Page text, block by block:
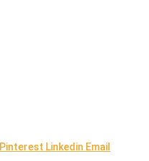
Pinterest Linkedin Email